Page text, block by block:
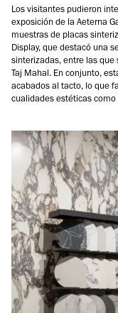
Los visitantes pudieron
exposición de la Aeterna
muestras de placas
Display, que destacó una
sinterizadas, entre las que
Taj Mahal. En conjunto,
acabados al tacto, lo que
cualidades estéticas